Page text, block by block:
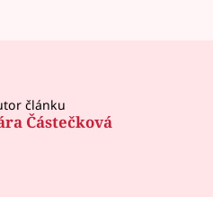
článku
Částečková